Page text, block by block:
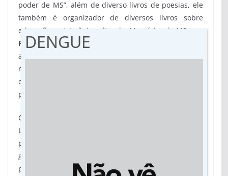
poder de MS”, além de diverso livros de poesias, ele
também é organizador de diversos livros sobre
educação, patrimônio cultural e Memórias de MS.
Poeta, escritor e líder cultural
acadêmica, Amarilha é um poeta e escritor
reconhecido, expressando suas emoções, reflexões e
o cotidiano em versos e narrativas, como as
presentes em “Crônicas das Lendas Metropolitanas”.
Carlos Magno também é o presidente do Grupo
Literário Arandu (o mesmo responsável pela
publicação do livro), sediado em Dourados -MS. O
grupo, fundado em 1997, atua há décadas na
promoção da literatura e da cultura local, através de
DENGUE